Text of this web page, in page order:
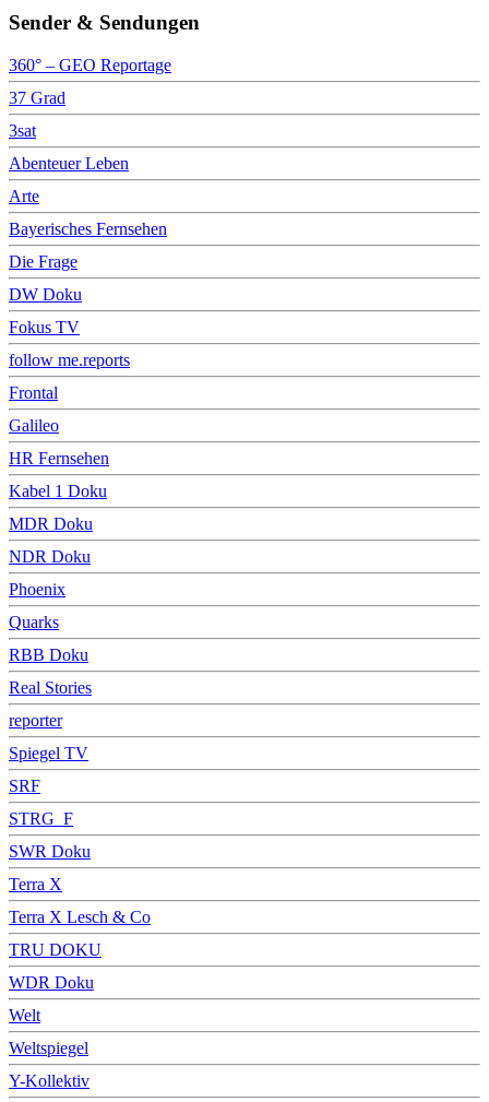
Sender & Sendungen
360° – GEO Reportage
37 Grad
3sat
Abenteuer Leben
Arte
Bayerisches Fernsehen
Die Frage
DW Doku
Fokus TV
follow me.reports
Frontal
Galileo
HR Fernsehen
Kabel 1 Doku
MDR Doku
NDR Doku
Phoenix
Quarks
RBB Doku
Real Stories
reporter
Spiegel TV
SRF
STRG_F
SWR Doku
Terra X
Terra X Lesch & Co
TRU DOKU
WDR Doku
Welt
Weltspiegel
Y-Kollektiv